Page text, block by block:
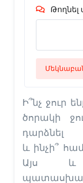
Թողնել
Ի՞նչ ջուր
ծորակի
դարձնել
և ինչի՞
Այս և